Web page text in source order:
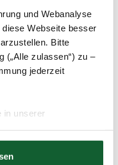
und Webanalyse
Webseite besser
Bitte
(„Alle zulassen“) zu –
jederzeit
in unserer
unterhalten. Die
DVLStHV.
Das
und